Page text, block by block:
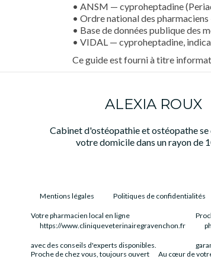
• ANSM — cyproheptadine
• Ordre national des
• Base de données publique des
• VIDAL — cyproheptadine,
Ce guide est fourni à titre
ALEXIA ROUX
Cabinet d'ostéopathie et ostéopathe se
votre domicile dans un rayon de
Mentions légales Politiques de confidentialités
Votre pharmacien local en ligne
https://www.cliniqueveterinairegravenchon.fr
avec des conseils d'experts disponibles.
Proche de chez vous, toujours ouvert
Au cœur de